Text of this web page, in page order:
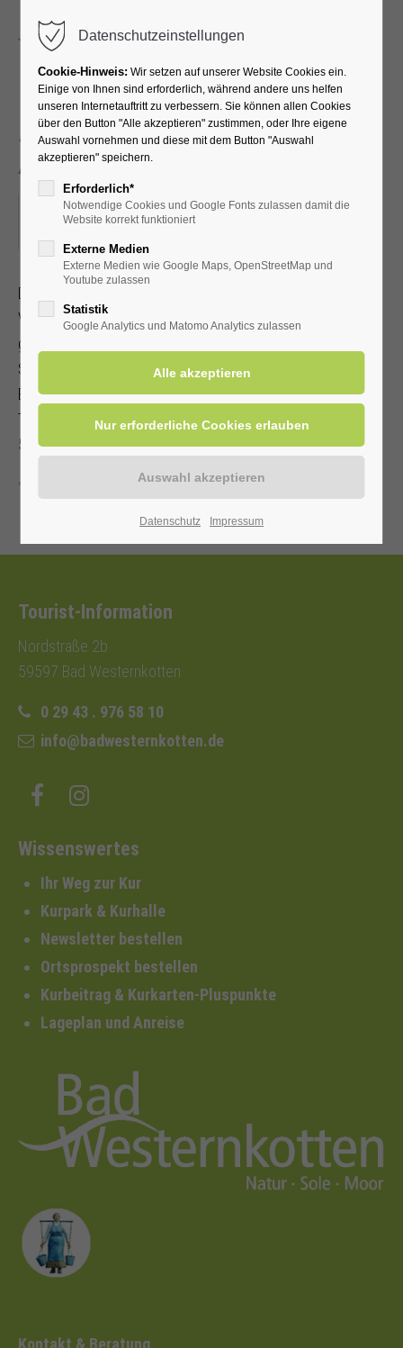
„Mystik Baum“ - mit
Annette Frederking
08.10.2025, 15:00
Der Kurpark Bad Westernkotten besticht durch seine
Vielfalt an einheimischen Solitärbäumen. Es ist immer eine
große Freude, sie in ihrer Eigenart, ihrem Wesen, ihrer
Schönheit und vielfältigen Verbundenheit mit und
Bedeutung für uns Menschen vorzustellen.
Teilnahmegebühr: Mit Kur-/Einwohnerkarte 2,00 €, ohne
5,00 €
Tourist-Information
Nordstraße 2b
59597 Bad Westernkotten
0 29 43 . 976 58 10
info@badwesternkotten.de
Wissenswertes
Ihr Weg zur Kur
Kurpark & Kurhalle
Newsletter bestellen
Ortsprospekt bestellen
Kurbeitrag & Kurkarten-Pluspunkte
Lageplan und Anreise
Kontakt & Beratung
Datenschutzeinstellungen
Cookie-Hinweis: Wir setzen auf unserer Website Cookies ein.
Einige von Ihnen sind erforderlich, während andere uns helfen
unseren Internetauftritt zu verbessern. Sie können allen Cookies
über den Button "Alle akzeptieren" zustimmen, oder Ihre eigene
Auswahl vornehmen und diese mit dem Button "Auswahl
akzeptieren" speichern.
Erforderlich*
Notwendige Cookies und Google Fonts zulassen damit die
Website korrekt funktioniert
Externe Medien
Externe Medien wie Google Maps, OpenStreetMap und
Youtube zulassen
Statistik
Google Analytics und Matomo Analytics zulassen
Datenschutz Impressum